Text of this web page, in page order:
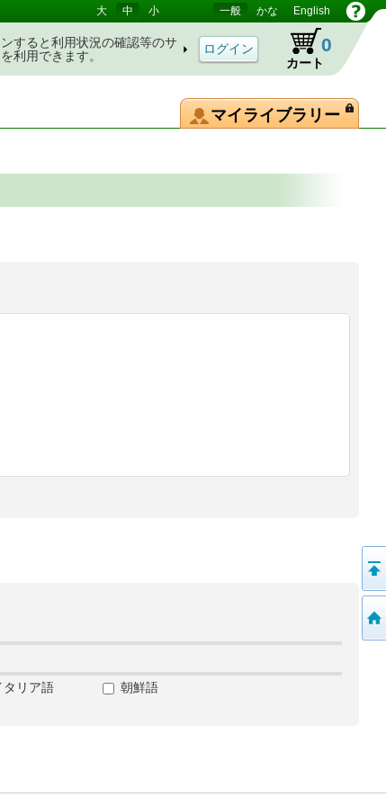
大 中 小 一般 かな English
すると利用状況の確認等のサ
利用できます。
カート
0
マイライブラリー
タリア語
朝鮮語